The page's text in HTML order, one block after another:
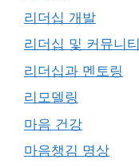
리더십 개발
리더십 및 커뮤니티
리더십과 멘토링
리모델링
마음 건강
마음챙김 명상